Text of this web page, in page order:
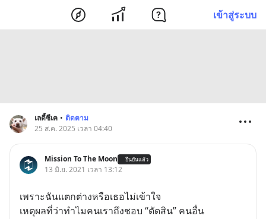
เข้าสู่ระบบ
เลดี้ซีเค • ติดตาม
25 ส.ค. 2025 เวลา 04:40
Mission To The Moon ยืนยันแล้ว
13 มิ.ย. 2021 เวลา 13:12
เพราะฉันแตกต่างหรือเธอไม่เข้าใจ
เหตุผลที่ว่าทำไมคนเราถึงชอบ “ตัดสิน” คนอื่น